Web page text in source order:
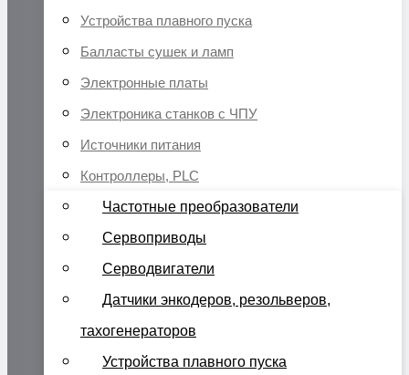
Устройства плавного пуска
Балласты сушек и ламп
Электронные платы
Электроника станков с ЧПУ
Источники питания
Контроллеры, PLC
Частотные преобразователи
Сервоприводы
Серводвигатели
Датчики энкодеров, резольверов,
тахогенераторов
Устройства плавного пуска